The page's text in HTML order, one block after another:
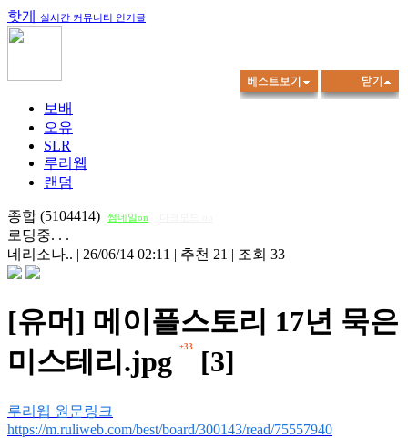
핫게 실시간 커뮤니티 인기글
보배
오유
SLR
루리웹
랜덤
종합 (5104414) 썸네일on
로딩중. . .
네리소나.. | 26/06/14 02:11 | 추천 21 | 조회 33
[유머] 메이플스토리 17년 묵은
미스테리.jpg
+33 [3]
루리웹 원문링크
https://m.ruliweb.com/best/board/300143/read/75557940